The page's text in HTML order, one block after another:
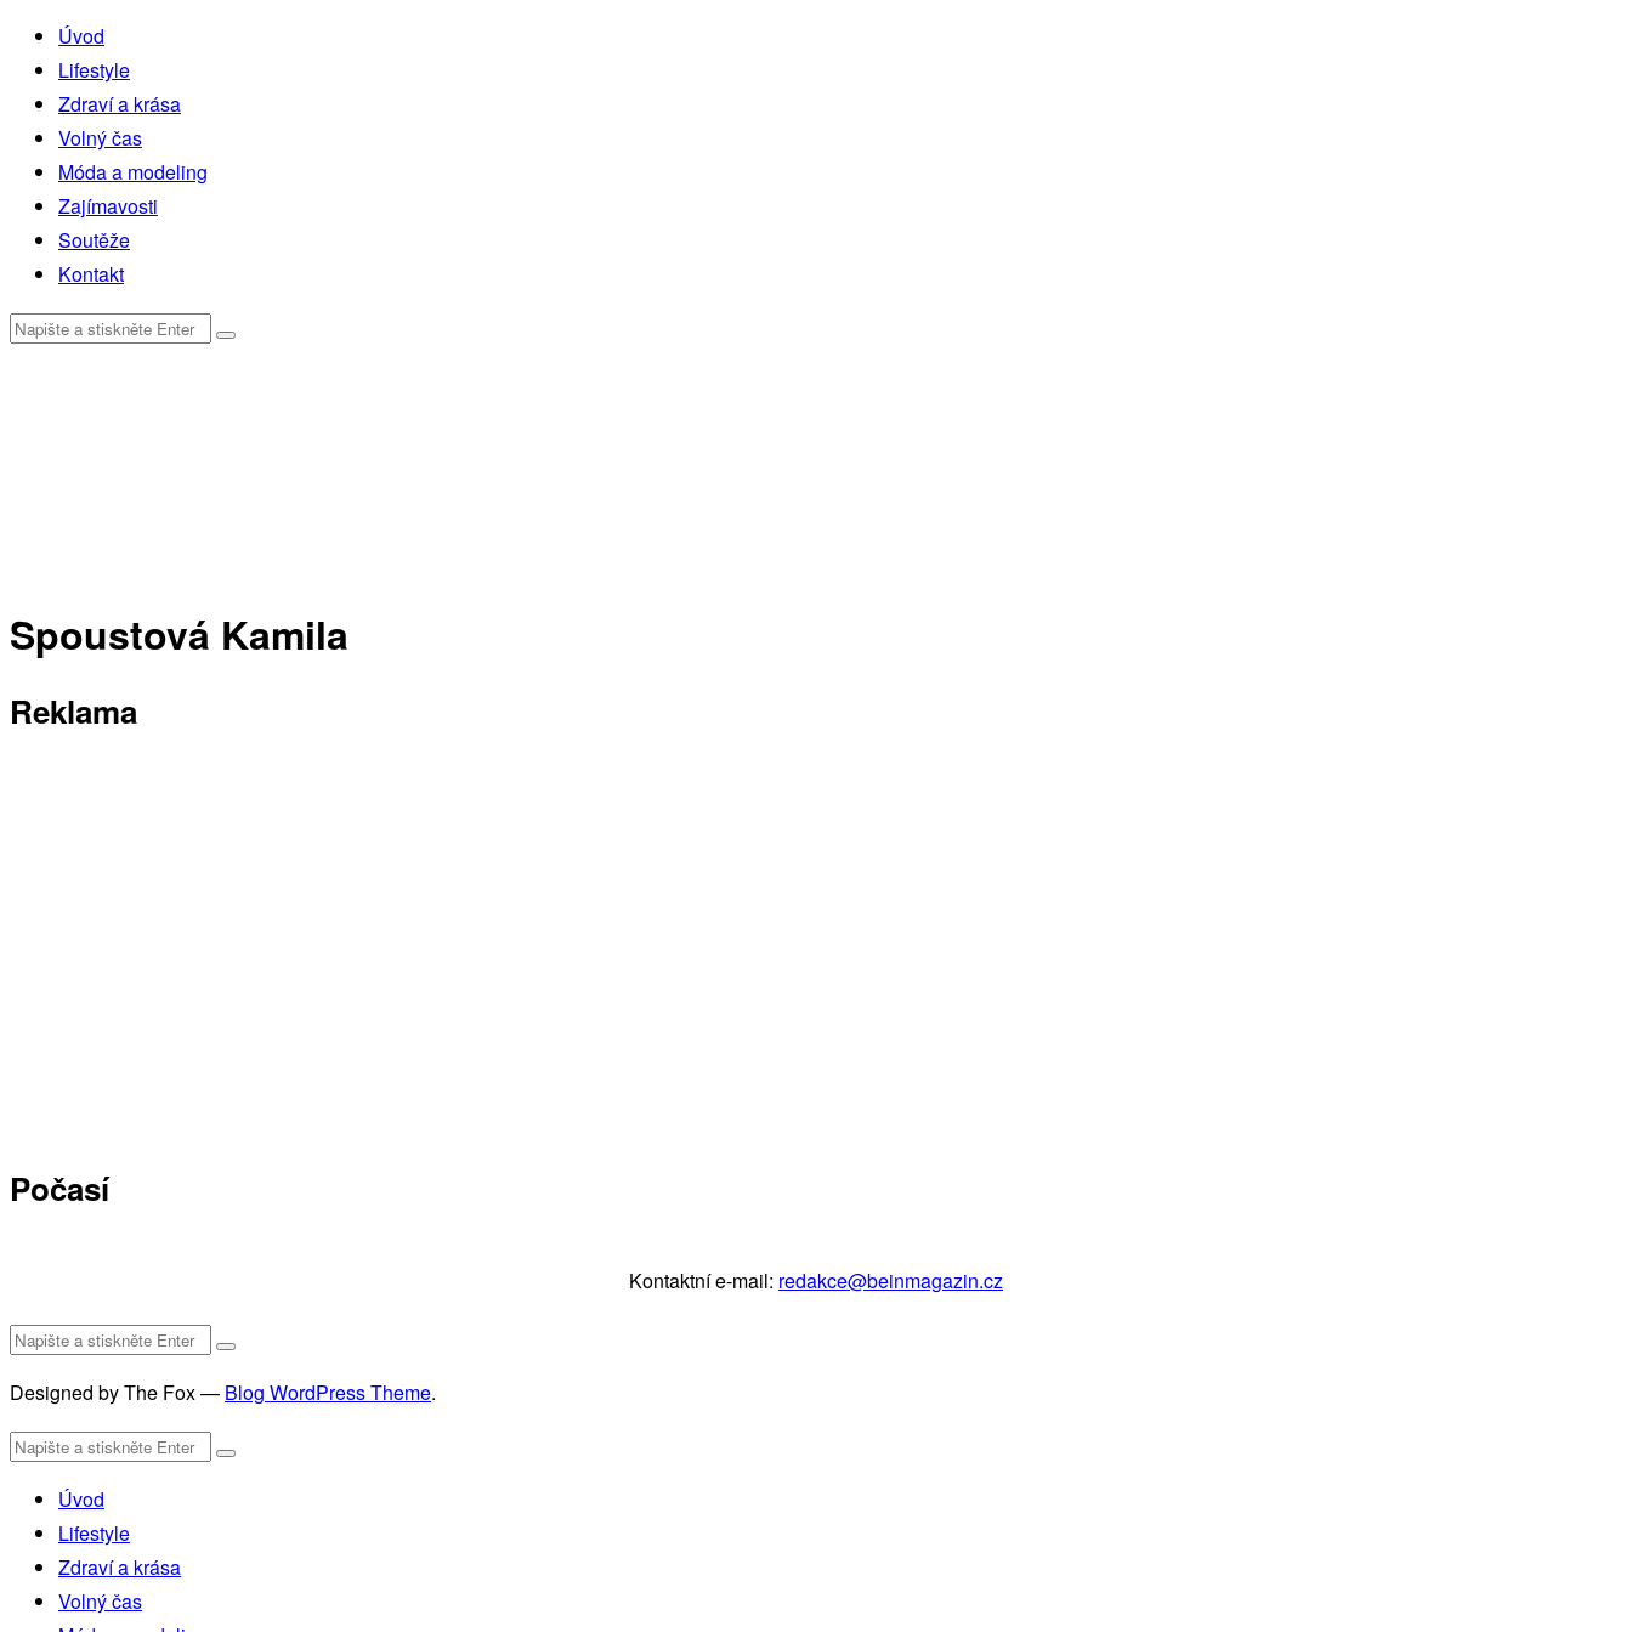
Úvod
Lifestyle
Zdraví a krása
Volný čas
Móda a modeling
Zajímavosti
Soutěže
Kontakt
Spoustová Kamila
Reklama
Počasí
Kontaktní e-mail: redakce@beinmagazin.cz
Designed by The Fox — Blog WordPress Theme.
Úvod
Lifestyle
Zdraví a krása
Volný čas